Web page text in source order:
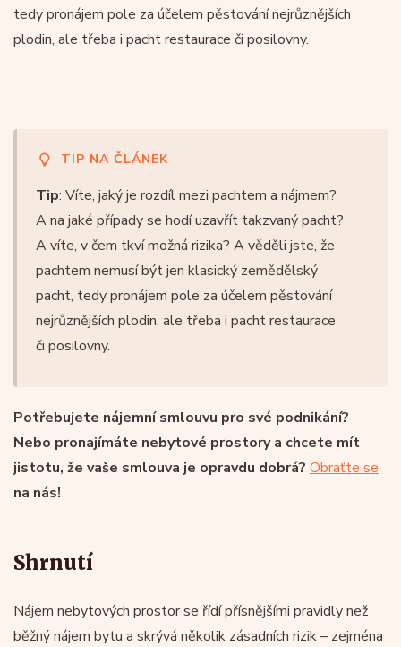
tedy pronájem pole za účelem pěstování nejrůznějších
plodin, ale třeba i pacht restaurace či posilovny.
TIP NA ČLÁNEK
Tip: Víte, jaký je rozdíl mezi pachtem a nájmem?
A na jaké případy se hodí uzavřít takzvaný pacht?
A víte, v čem tkví možná rizika? A věděli jste, že
pachtem nemusí být jen klasický zemědělský
pacht, tedy pronájem pole za účelem pěstování
nejrůznějších plodin, ale třeba i pacht restaurace
či posilovny.
Potřebujete nájemní smlouvu pro své podnikání?
Nebo pronajímáte nebytové prostory a chcete mít
jistotu, že vaše smlouva je opravdu dobrá? Obraťte se
na nás!
Shrnutí
Nájem nebytových prostor se řídí přísnějšími pravidly než
běžný nájem bytu a skrývá několik zásadních rizik – zejména